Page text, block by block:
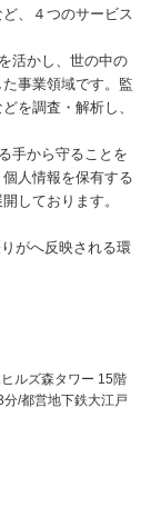
、４つのサービス
活かし、世の中の
事業領域です。監
を調査・解析し、
手から守ることを
人情報を保有する
しております。
がへ反映される環
ルズ森タワー 15階
/都営地下鉄大江戸